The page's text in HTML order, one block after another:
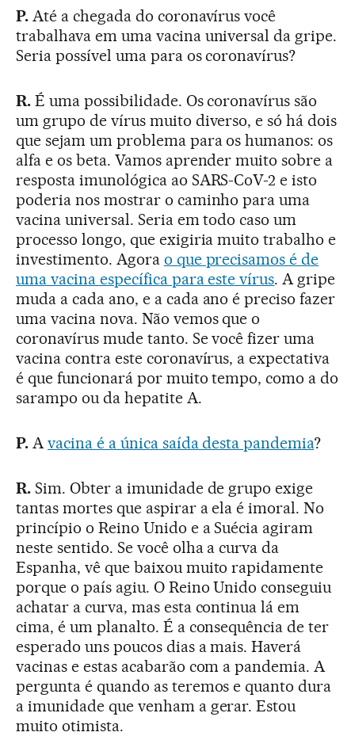
P.Até a chegada do coronavírus você
trabalhava em uma vacina universal da gripe.
Seria possível uma para os coronavírus?
R.É uma possibilidade. Os coronavírus são
um grupo de vírus muito diverso, e só há dois
que sejam um problema para os humanos: os
alfa e os beta. Vamos aprender muito sobre a
resposta imunológica ao SARS-CoV-2 e isto
poderia nos mostrar o caminho para uma
vacina universal. Seria em todo caso um
processo longo, que exigiria muito trabalho e
investimento. Agora o que precisamos é de
uma vacina específica para este vírus. A gripe
muda a cada ano, e a cada ano é preciso fazer
uma vacina nova. Não vemos que o
coronavírus mude tanto. Se você fizer uma
vacina contra este coronavírus, a expectativa
é que funcionará por muito tempo, como a do
sarampo ou da hepatite A.
P.Avacina é a única saída desta pandemia?
R.Sim. Obter a imunidade de grupo exige
tantas mortes que aspirar a ela é imoral. No
princípio o Reino Unido e a Suécia agiram
neste sentido. Se você olha a curva da
Espanha, vê que baixou muito rapidamente
porque o país agiu. O Reino Unido conseguiu
achatar a curva, mas esta continua lá em
cima, é um planalto. É a consequência de ter
esperado uns poucos dias a mais. Haverá
vacinas e estas acabarão com a pandemia. A
pergunta é quando as teremos e quanto dura
a imunidade que venham a gerar. Estou
muito otimista.